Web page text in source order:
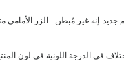
في الدرجة اللونية في لون